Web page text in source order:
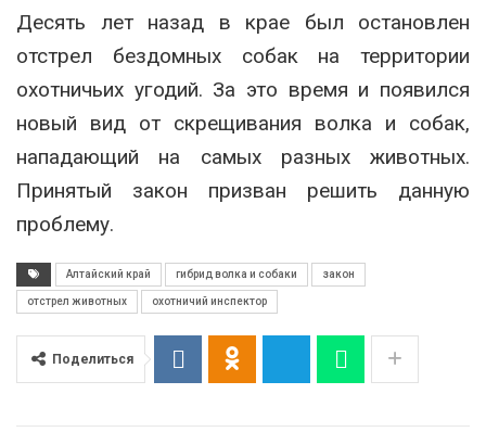
Десять лет назад в крае был остановлен
отстрел бездомных собак на территории
охотничьих угодий. За это время и появился
новый вид от скрещивания волка и собак,
нападающий на самых разных животных.
Принятый закон призван решить данную
проблему.
Алтайский край гибрид волка и собаки закон
отстрел животных охотничий инспектор
Поделиться